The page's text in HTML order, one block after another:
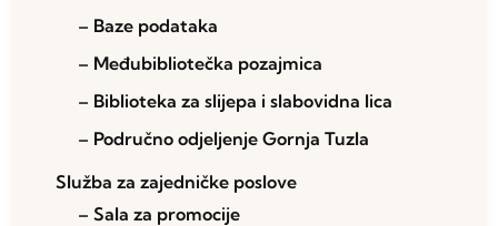
– Baze podataka
– Međubibliotečka pozajmica
– Biblioteka za slijepa i slabovidna lica
– Područno odjeljenje Gornja Tuzla
Služba za zajedničke poslove
– Sala za promocije